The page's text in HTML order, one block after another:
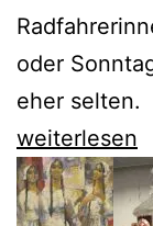
oder
eher selten.
Siehdichum:
Uwe
Rada
weiterlesen